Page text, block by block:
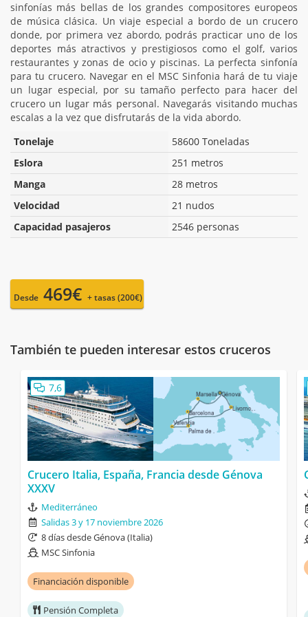
sinfonías más bellas de los grandes compositores europeos
de música clásica. Un viaje especial a bordo de un crucero
donde, por primera vez abordo, podrás practicar uno de los
deportes más atractivos y prestigiosos como el golf, varios
restaurantes y zonas de ocio y piscinas. La perfecta sinfonía
para tu crucero. Navegar en el MSC Sinfonia hará de tu viaje
un lugar especial, por su tamaño perfecto para hacer del
crucero un lugar más personal. Navegarás visitando muchas
escalas a la vez que disfrutarás de la vida abordo.
Tonelaje
58600 Toneladas
Eslora
251 metros
Manga
28 metros
Velocidad
21 nudos
Capacidad pasajeros
2546 personas
Desde 469€ + tasas (200€)
También te pueden interesar estos cruceros
7,6
Crucero Italia, España, Francia desde Génova
XXXV
Mediterráneo
Salidas 3 y 17 noviembre 2026
8 días desde Génova (Italia)
MSC Sinfonia
Financiación disponible
Pensión Completa